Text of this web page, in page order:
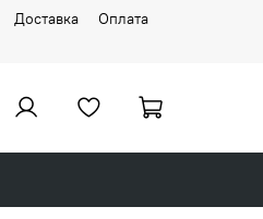
Доставка Оплата